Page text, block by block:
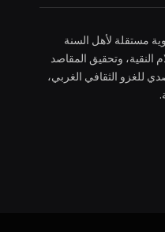
مستقلة لأهل السنة
وتحقيق المقاصد
للغزو الثقافي الغربي،